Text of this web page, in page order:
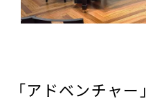
「アドベンチャー」